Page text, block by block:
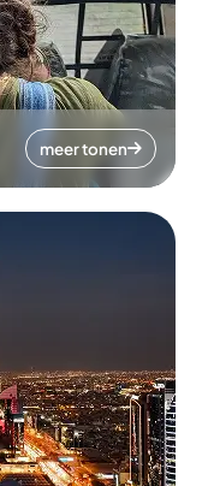
meer tonen